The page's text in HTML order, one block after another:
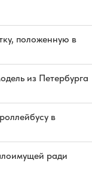
положенную в
из Петербурга
в
ради